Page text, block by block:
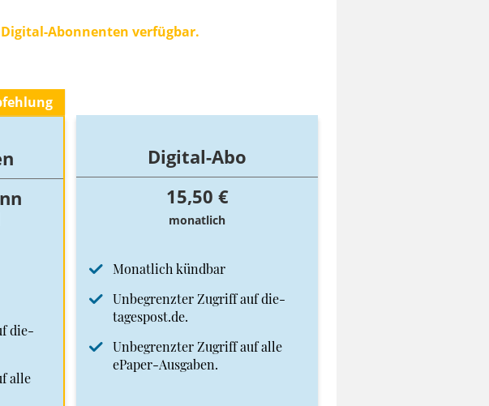
Abonnenten verfügbar.
die-
alle
Digital-Abo
15,50 €
monatlich
Monatlich kündbar
Unbegrenzter Zugriff auf die-
tagespost.de.
Unbegrenzter Zugriff auf alle
ePaper-Ausgaben.